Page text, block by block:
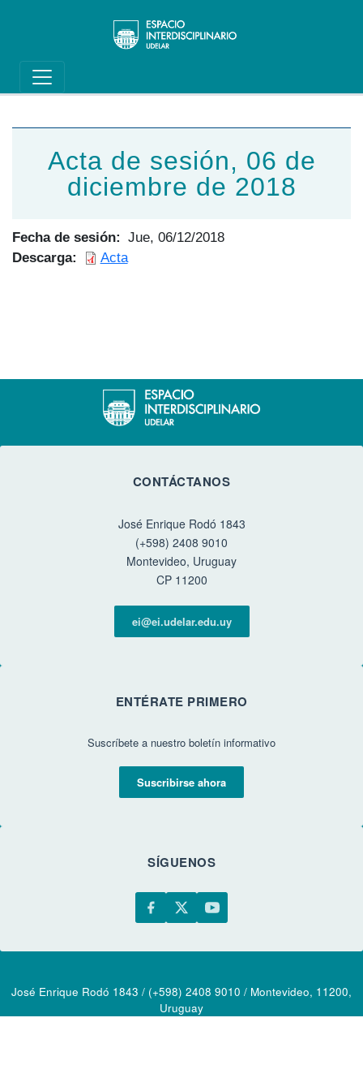
Main navigation
Acta de sesión, 06 de
diciembre de 2018
Fecha de sesión
Jue, 06/12/2018
Descarga
Acta
CONTÁCTANOS
José Enrique Rodó 1843
(+598) 2408 9010
Montevideo, Uruguay
CP 11200
ei@ei.udelar.edu.uy
ENTÉRATE PRIMERO
Suscríbete a nuestro boletín informativo
Suscribirse ahora
SÍGUENOS
José Enrique Rodó 1843 / (+598) 2408 9010 / Montevideo, 11200,
Uruguay